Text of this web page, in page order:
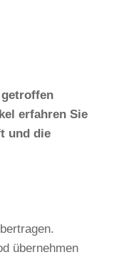
erfahren Sie
und die
übernehmen